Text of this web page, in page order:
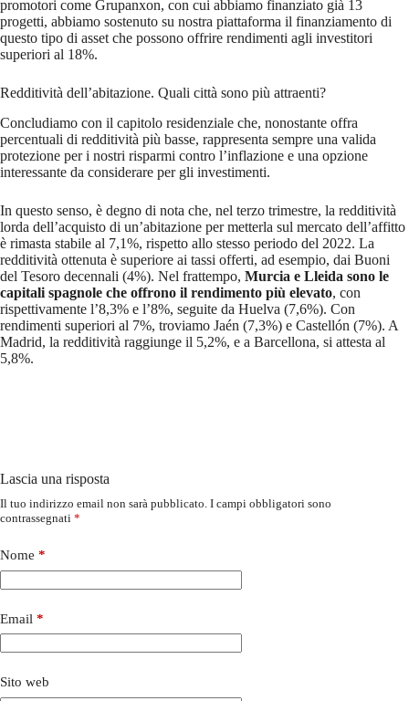
promotori come Grupanxon, con cui abbiamo finanziato già 13
progetti, abbiamo sostenuto su nostra piattaforma il finanziamento di
questo tipo di asset che possono offrire rendimenti agli investitori
superiori al 18%.
Redditività dell’abitazione. Quali città sono più attraenti?
Concludiamo con il capitolo residenziale che, nonostante offra
percentuali di redditività più basse, rappresenta sempre una valida
protezione per i nostri risparmi contro l’inflazione e una opzione
interessante da considerare per gli investimenti.
In questo senso, è degno di nota che, nel terzo trimestre, la redditività
lorda dell’acquisto di un’abitazione per metterla sul mercato dell’affitto
è rimasta stabile al 7,1%, rispetto allo stesso periodo del 2022. La
redditività ottenuta è superiore ai tassi offerti, ad esempio, dai Buoni
del Tesoro decennali (4%). Nel frattempo, Murcia e Lleida sono le
capitali spagnole che offrono il rendimento più elevato, con
rispettivamente l’8,3% e l’8%, seguite da Huelva (7,6%). Con
rendimenti superiori al 7%, troviamo Jaén (7,3%) e Castellón (7%). A
Madrid, la redditività raggiunge il 5,2%, e a Barcellona, si attesta al
5,8%.
Lascia una risposta
Il tuo indirizzo email non sarà pubblicato. I campi obbligatori sono
contrassegnati *
Nome *
Email *
Sito web